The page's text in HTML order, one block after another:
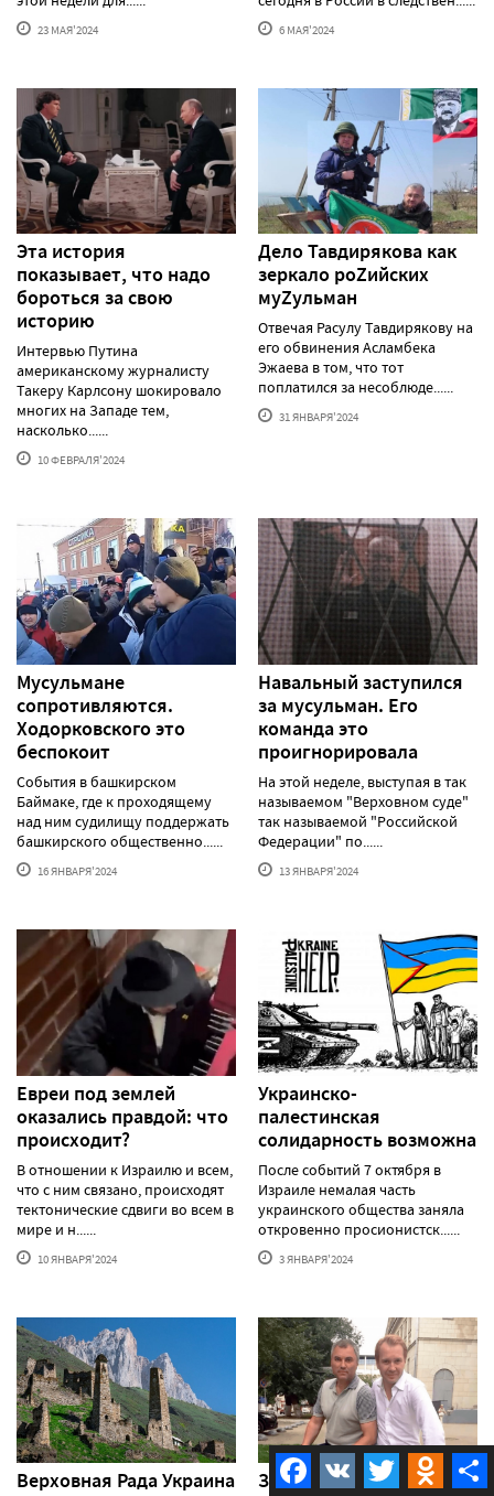
23 МАЯ'2024 6 МАЯ'2024
Эта история
показывает, что надо
бороться за свою
историю
Интервью Путина
американскому журналисту
Такеру Карлсону шокировало
многих на Западе тем,
насколько......
10 ФЕВРАЛЯ'2024
Дело Тавдирякова как
зеркало роZийских
муZульман
Отвечая Расулу Тавдирякову на
его обвинения Асламбека
Эжаева в том, что тот
поплатился за несоблюде......
31 ЯНВАРЯ'2024
Мусульмане
сопротивляются.
Ходорковского это
беспокоит
События в башкирском
Баймаке, где к проходящему
над ним судилищу поддержать
башкирского общественно......
16 ЯНВАРЯ'2024
Навальный заступился
за мусульман. Его
команда это
проигнорировала
На этой неделе, выступая в так
называемом "Верховном суде"
так называемой "Российской
Федерации" по......
13 ЯНВАРЯ'2024
Евреи под землей
оказались правдой: что
происходит?
В отношении к Израилю и всем,
что с ним связано, происходят
тектонические сдвиги во всем в
мире и н......
10 ЯНВАРЯ'2024
Украинско-
палестинская
солидарность возможна
После событий 7 октября в
Израиле немалая часть
украинского общества заняла
откровенно просионистск......
3 ЯНВАРЯ'2024
Верховная Рада Украина
Запрет движения лгбт в
Facebook
VK Twitter